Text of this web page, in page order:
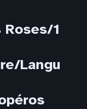
Roses/1
Langu